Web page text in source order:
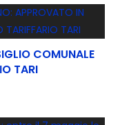
COMUNALE
TARI